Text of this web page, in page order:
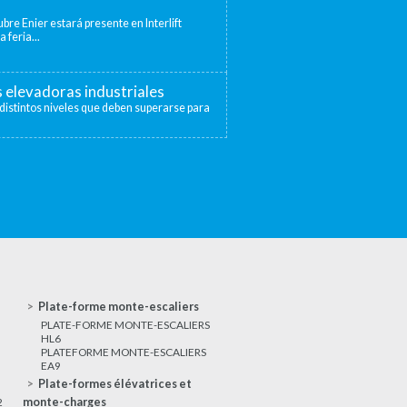
Enier estará presente en Interlift
feria...
elevadoras industriales
niveles que deben superarse para
Plate-forme monte-escaliers
PLATE-FORME MONTE-ESCALIERS
HL6
PLATEFORME MONTE-ESCALIERS
EA9
Plate-formes élévatrices et
monte-charges